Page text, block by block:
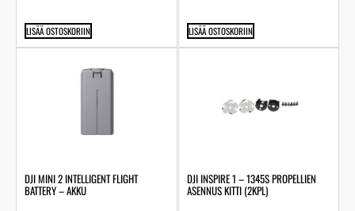
LISÄÄ OSTOSKORIIN LISÄÄ OSTOSKORIIN
DJI MINI 2 INTELLIGENT FLIGHT
BATTERY – AKKU
DJI INSPIRE 1 – 1345S PROPELLIEN
ASENNUS KITTI (2KPL)